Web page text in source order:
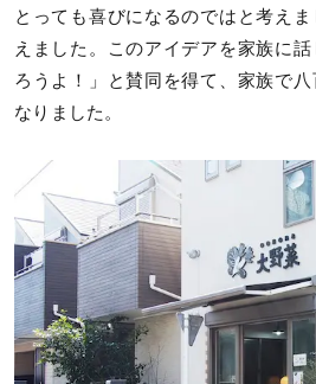
とっても喜びになるのではと考え
えました。このアイデアを家族に
ろうよ！」と賛同を得て、家族で
なりました。